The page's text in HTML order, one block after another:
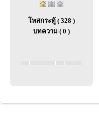
โพสกระทู้ ( 328 )
บทความ ( 0 )